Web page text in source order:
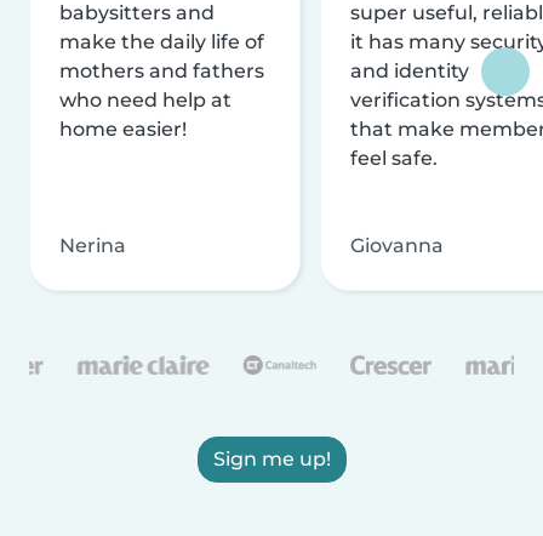
babysitters and
make the daily life of
mothers and fathers
who need help at
home easier!
Nerina
super useful,
it has many
and identity
verification
that make
feel safe.
Giovanna
Sign me up!